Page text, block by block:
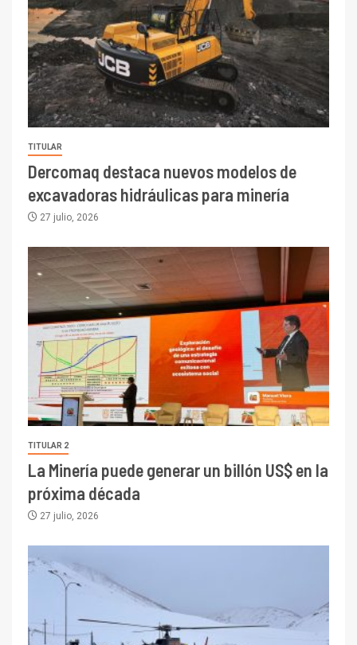
TITULAR
Dercomaq destaca nuevos modelos de
excavadoras hidráulicas para minería
27 julio, 2026
TITULAR 2
La Minería puede generar un billón US$ en la
próxima década
27 julio, 2026